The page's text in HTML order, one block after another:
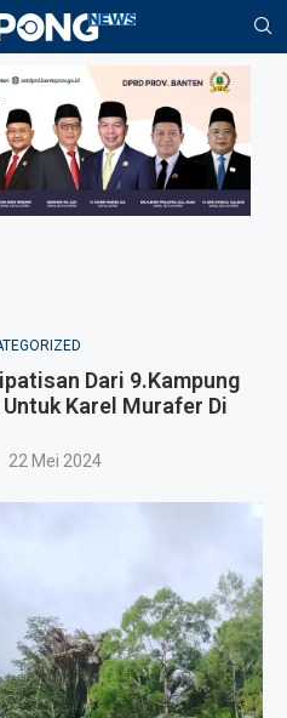
Dari 9.Kampung
Karel Murafer Di
22 Mei 2024